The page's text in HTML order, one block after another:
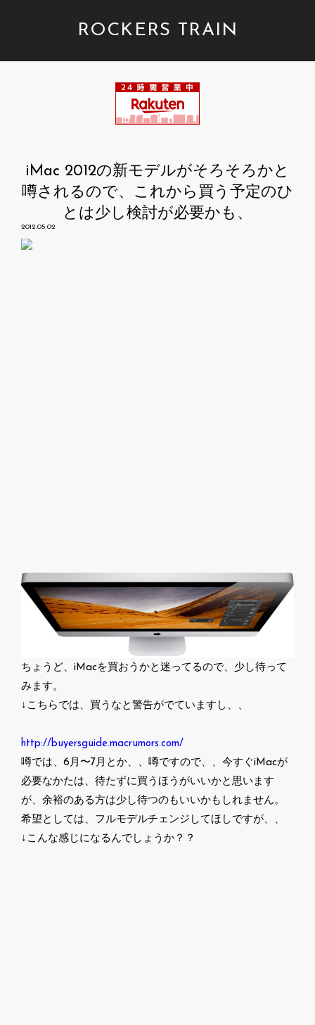
ROCKERS TRAIN
iMac 2012の新モデルがそろそろかと
噂されるので、これから買う予定のひ
とは少し検討が必要かも、
2012.05.02
ちょうど、iMacを買おうかと迷ってるので、少し待って
みます。
↓こちらでは、買うなと警告がでていますし、、
http://buyersguide.macrumors.com/
噂では、6月〜7月とか、、噂ですので、、今すぐiMacが
必要なかたは、待たずに買うほうがいいかと思います
が、余裕のある方は少し待つのもいいかもしれません。
希望としては、フルモデルチェンジしてほしですが、、
↓こんな感じになるんでしょうか？？